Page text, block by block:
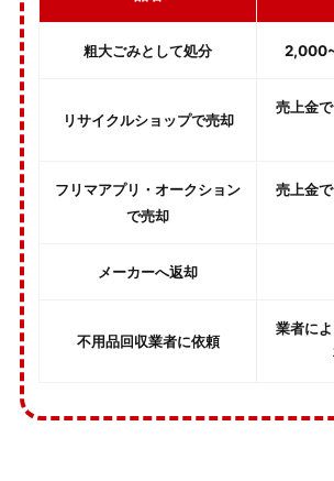
粗大ごみとして処分
リサイクルショップで売却
売上金
フリマアプリ・オークション
で売却
売上金
メーカーへ返却
不用品回収業者に依頼
業者に